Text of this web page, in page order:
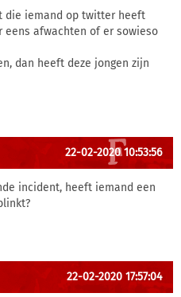
die iemand op twitter heeft
eens afwachten of er sowieso
dan heeft deze jongen zijn
22-02-2020 10:53:56
incident, heeft iemand een
22-02-2020 17:57:04